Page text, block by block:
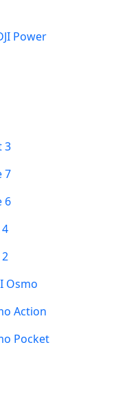
Power
3
7
6
Osmo
Action
Pocket